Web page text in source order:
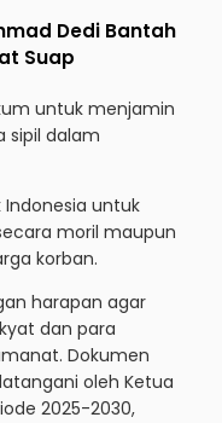
Dedi Bantah
Suap
untuk menjamin
sipil dalam
Indonesia untuk
moril maupun
korban.
harapan agar
dan para
Dokumen
oleh Ketua
2025-2030,